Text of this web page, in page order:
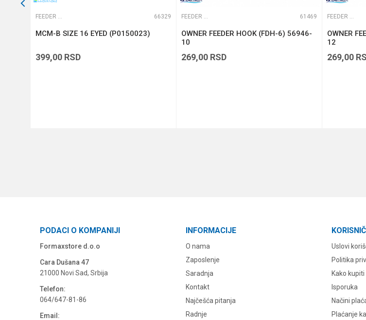
FEEDER UDICE 66329
MCM-B SIZE 16 EYED (P0150023)
399,00 RSD
FEEDER UDICE 61469
OWNER FEEDER HOOK (FDH-6) 56946-
10
269,00 RSD
FEEDER UDICE
OWNER
12
269,00
PODACI O KOMPANIJI
Formaxstore d.o.o
Cara Dušana 47
21000 Novi Sad, Srbija
Telefon:
064/647-81-86
Email:
INFORMACIJE
O nama
Zaposlenje
Saradnja
Kontakt
Najčešća pitanja
Radnje
Uslovi
Politika
Kako kupiti
Isporuka
Načini
Plaćanje